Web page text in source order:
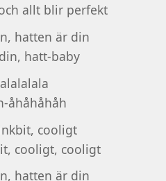
allt blir perfekt
hatten är din
hatt-baby
åhåhåhåh
cooligt
cooligt, cooligt
hatten är din